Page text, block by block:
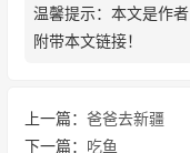
温馨提示：本文是作者
附带本文链接！
上一篇： 爸爸去新疆
下一篇： 吃鱼